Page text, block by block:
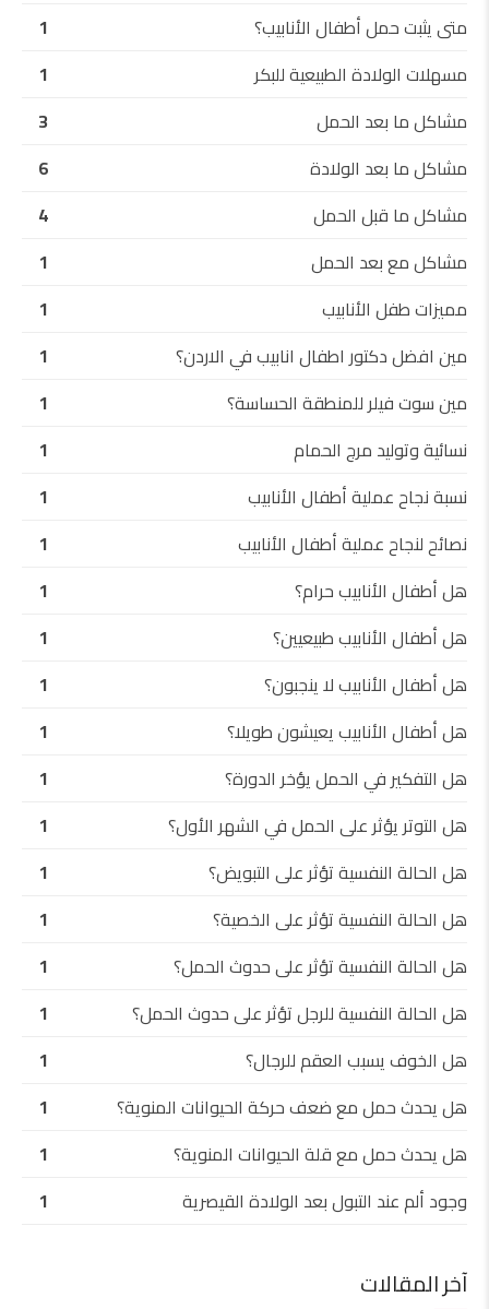
متى يثبت حمل أطفال الأنابيب؟
1
مسهلات الولادة الطبيعية للبكر
1
مشاكل ما بعد الحمل
3
مشاكل ما بعد الولادة
6
مشاكل ما قبل الحمل
4
مشاكل مع بعد الحمل
1
مميزات طفل الأنابيب
1
مين افضل دكتور اطفال انابيب في الاردن؟
1
مين سوت فيلر للمنطقة الحساسة؟
1
نسائية وتوليد مرج الحمام
1
نسبة نجاح عملية أطفال الأنابيب
1
نصائح لنجاح عملية أطفال الأنابيب
1
هل أطفال الأنابيب حرام؟
1
هل أطفال الأنابيب طبيعيين؟
1
هل أطفال الأنابيب لا ينجبون؟
1
هل أطفال الأنابيب يعيشون طويلا؟
1
هل التفكير في الحمل يؤخر الدورة؟
1
هل التوتر يؤثر على الحمل في الشهر الأول؟
1
هل الحالة النفسية تؤثر على التبويض؟
1
هل الحالة النفسية تؤثر على الخصية؟
1
هل الحالة النفسية تؤثر على حدوث الحمل؟
1
هل الحالة النفسية للرجل تؤثر على حدوث الحمل؟
1
هل الخوف يسبب العقم للرجال؟
1
هل يحدث حمل مع ضعف حركة الحيوانات المنوية؟
1
هل يحدث حمل مع قلة الحيوانات المنوية؟
1
وجود ألم عند التبول بعد الولادة القيصرية
1
آخر المقالات